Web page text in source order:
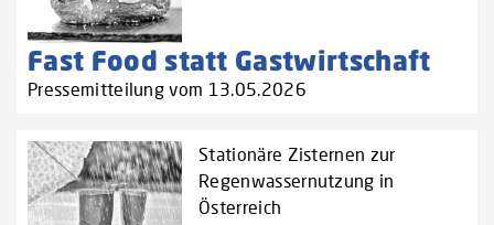
Fast Food statt Gastwirtschaft
Pressemitteilung vom 13.05.2026
Stationäre Zisternen zur
Regenwassernutzung in
Österreich